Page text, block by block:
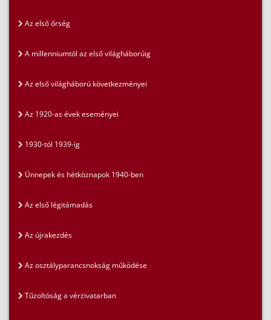
Az első őrség
A millenniumtól az első világháborúig
Az első világháború következményei
Az 1920-as évek eseményei
1930-tól 1939-ig
Ünnepek és hétköznapok 1940-ben
Az első légitámadás
Az újrakezdés
Az osztályparancsnokság működése
Tűzoltóság a vérzivatarban